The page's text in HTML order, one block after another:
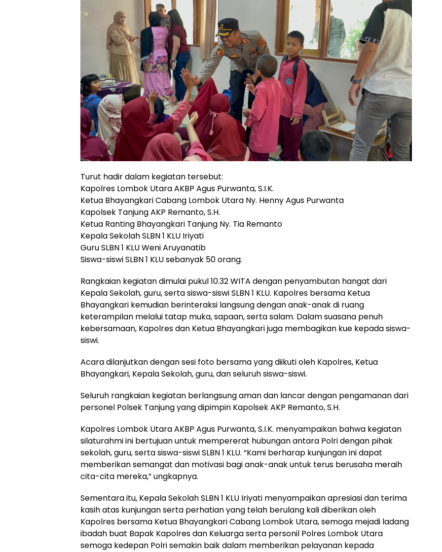
Turut hadir dalam kegiatan tersebut:
Kapolres Lombok Utara AKBP Agus Purwanta, S.I.K.
Ketua Bhayangkari Cabang Lombok Utara Ny. Henny Agus Purwanta
Kapolsek Tanjung AKP Remanto, S.H.
Ketua Ranting Bhayangkari Tanjung Ny. Tia Remanto
Kepala Sekolah SLBN 1 KLU Iriyati
Guru SLBN 1 KLU Weni Aruyanatib
Siswa-siswi SLBN 1 KLU sebanyak 50 orang.
Rangkaian kegiatan dimulai pukul 10.32 WITA dengan penyambutan hangat dari
Kepala Sekolah, guru, serta siswa-siswi SLBN 1 KLU. Kapolres bersama Ketua
Bhayangkari kemudian berinteraksi langsung dengan anak-anak di ruang
keterampilan melalui tatap muka, sapaan, serta salam. Dalam suasana penuh
kebersamaan, Kapolres dan Ketua Bhayangkari juga membagikan kue kepada siswa-
siswi.
Acara dilanjutkan dengan sesi foto bersama yang diikuti oleh Kapolres, Ketua
Bhayangkari, Kepala Sekolah, guru, dan seluruh siswa-siswi.
Seluruh rangkaian kegiatan berlangsung aman dan lancar dengan pengamanan dari
personel Polsek Tanjung yang dipimpin Kapolsek AKP Remanto, S.H.
Kapolres Lombok Utara AKBP Agus Purwanta, S.I.K. menyampaikan bahwa kegiatan
silaturahmi ini bertujuan untuk mempererat hubungan antara Polri dengan pihak
sekolah, guru, serta siswa-siswi SLBN 1 KLU. “Kami berharap kunjungan ini dapat
memberikan semangat dan motivasi bagi anak-anak untuk terus berusaha meraih
cita-cita mereka,” ungkapnya.
Sementara itu, Kepala Sekolah SLBN 1 KLU Iriyati menyampaikan apresiasi dan terima
kasih atas kunjungan serta perhatian yang telah berulang kali diberikan oleh
Kapolres bersama Ketua Bhayangkari Cabang Lombok Utara, semoga mejadi ladang
ibadah buat Bapak Kapolres dan Keluarga serta personil Polres Lombok Utara
semoga kedepan Polri semakin baik dalam memberikan pelayanan kepada